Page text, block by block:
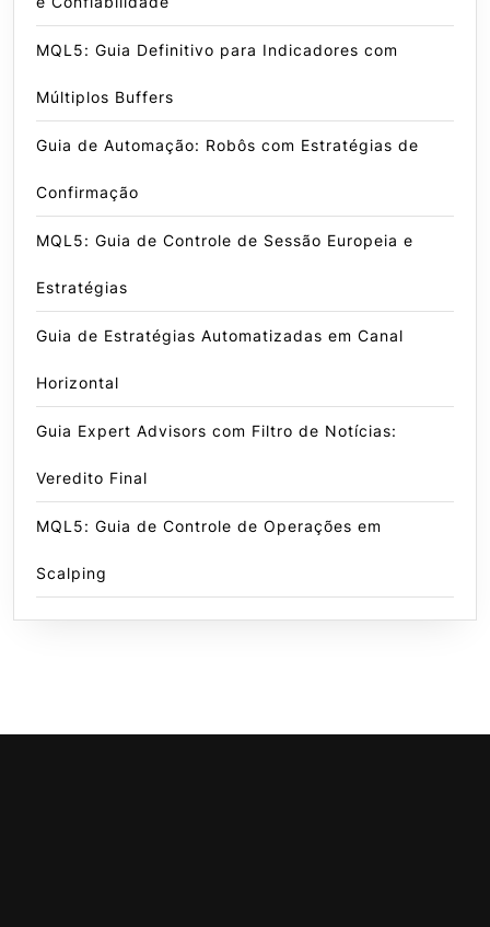
MQL5: Guia Definitivo para Indicadores com
Múltiplos Buffers
Guia de Automação: Robôs com Estratégias de
Confirmação
MQL5: Guia de Controle de Sessão Europeia e
Estratégias
Guia de Estratégias Automatizadas em Canal
Horizontal
Guia Expert Advisors com Filtro de Notícias:
Veredito Final
MQL5: Guia de Controle de Operações em
Scalping